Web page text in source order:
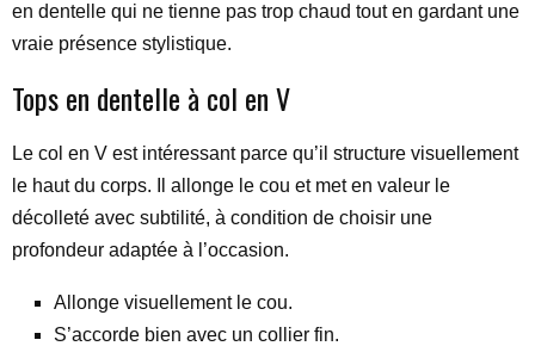
en dentelle qui ne tienne pas trop chaud tout en gardant une
vraie présence stylistique.
Tops en dentelle à col en V
Le col en V est intéressant parce qu’il structure visuellement
le haut du corps. Il allonge le cou et met en valeur le
décolleté avec subtilité, à condition de choisir une
profondeur adaptée à l’occasion.
Allonge visuellement le cou.
S’accorde bien avec un collier fin.